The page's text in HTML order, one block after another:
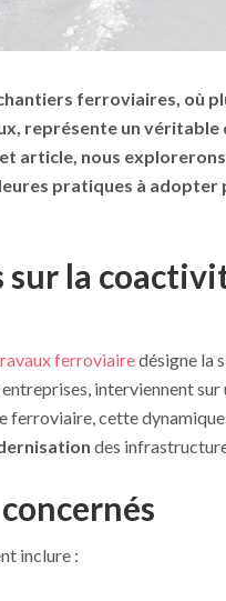
ferroviaires, où
représente un véritable
article, nous
pratiques à
sur la
ferroviairedésigne la
interviennent sur
ferroviaire, cette
des
inclure :